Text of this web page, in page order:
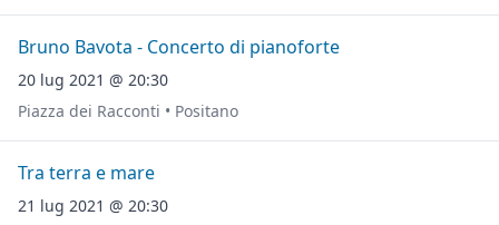
Bruno Bavota - Concerto di pianoforte
20 lug 2021 @ 20:30
Piazza dei Racconti • Positano
Tra terra e mare
21 lug 2021 @ 20:30